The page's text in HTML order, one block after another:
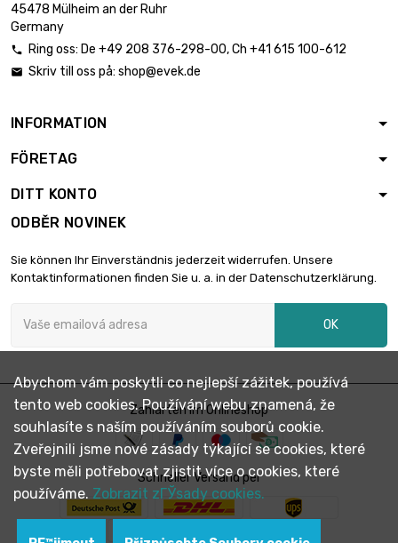
45478 Mülheim an der Ruhr
Germany
 Ring oss: De +49 208 376-298-00, Ch +41 615 100-612
 Skriv till oss på: shop@evek.de
INFORMATION
FÖRETAG
DITT KONTO
ODBĚR NOVINEK
Sie können Ihr Einverständnis jederzeit widerrufen. Unsere
Kontaktinformationen finden Sie u. a. in der Datenschutzerklärung.
OK
Zahlarten im Onlineshop
Schneller Versand per
Abychom vám poskytli co nejlepší zážitek, používá
tento web cookies. Používání webu znamená, že
souhlasíte s naším používáním souborů cookie.
Zveřejnili jsme nové zásady týkající se cookies, které
byste měli potřebovat zjistit více o cookies, které
používáme. Zobrazit zГЎsady cookies.